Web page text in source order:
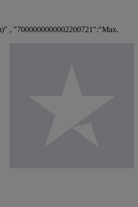
, "7000000000002200721":"Max.